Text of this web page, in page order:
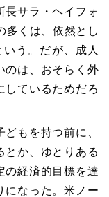
長サラ・ヘイフォ
多くは、依然とし
う。だが、成人
のは、おそらく外
しているためだろ
もを持つ前に、
とか、ゆとりある
の経済的目標を達
になった。米ノー